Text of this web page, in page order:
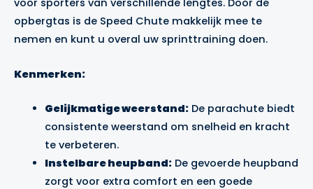
voor sporters van verschillende lengtes. Door de
opbergtas is de Speed Chute makkelijk mee te
nemen en kunt u overal uw sprinttraining doen.
Kenmerken:
Gelijkmatige weerstand:De parachute biedt
consistente weerstand om snelheid en kracht
te verbeteren.
Instelbare heupband:De gevoerde heupband
zorgt voor extra comfort en een goede